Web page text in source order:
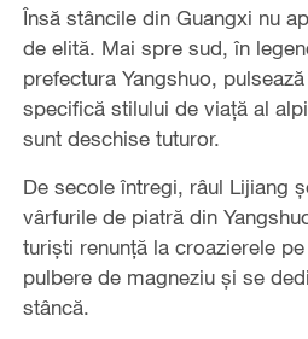
Însă stâncile din Guangxi nu
de elită. Mai spre sud, în
prefectura Yangshuo,
specifică stilului de viață al
sunt deschise tuturor.
De secole întregi, râul Lijiang
vârfurile de piatră din
turiști renunță la croazierele
pulbere de magneziu și se
stâncă.